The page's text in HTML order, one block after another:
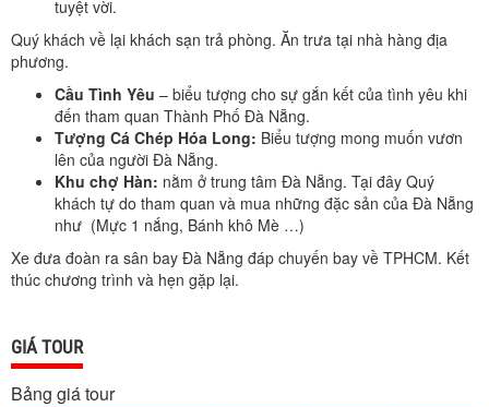
tuyệt vời.
Quý khách về lại khách sạn trả phòng. Ăn trưa tại nhà hàng địa
phương.
Cầu Tình Yêu – biểu tượng cho sự gắn kết của tình yêu khi
đến tham quan Thành Phố Đà Nẵng.
Tượng Cá Chép Hóa Long: Biểu tượng mong muốn vươn
lên của người Đà Nẵng.
Khu chợ Hàn: nằm ở trung tâm Đà Nẵng. Tại đây Quý
khách tự do tham quan và mua những đặc sản của Đà Nẵng
như (Mực 1 nắng, Bánh khô Mè …)
Xe đưa đoàn ra sân bay Đà Nẵng đáp chuyến bay về TPHCM. Kết
thúc chương trình và hẹn gặp lại.
GIÁ TOUR
Bảng giá tour